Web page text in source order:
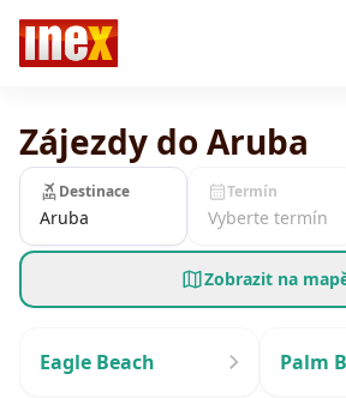
Zájezdy do Aruba
Destinace
Aruba
Termín
Vyberte termín
Zobrazit na
Eagle Beach Palm